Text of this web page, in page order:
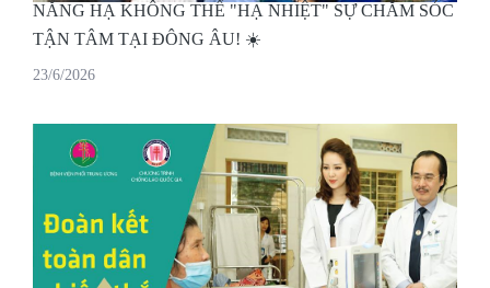
NẮNG HẠ KHÔNG THỂ "HẠ NHIỆT" SỰ CHĂM SÓC
TẬN TÂM TẠI ĐÔNG ÂU! ☀️
23/6/2026